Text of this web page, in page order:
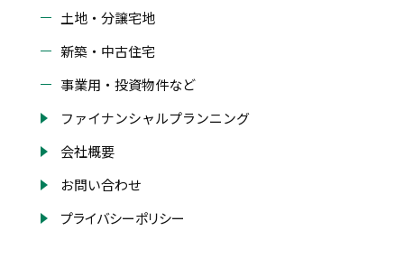
土地・分譲宅地
新築・中古住宅
事業用・投資物件など
ファイナンシャルプランニング
会社概要
お問い合わせ
プライバシーポリシー